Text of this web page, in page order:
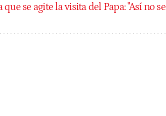
se agite la visita del Papa: "Así no se